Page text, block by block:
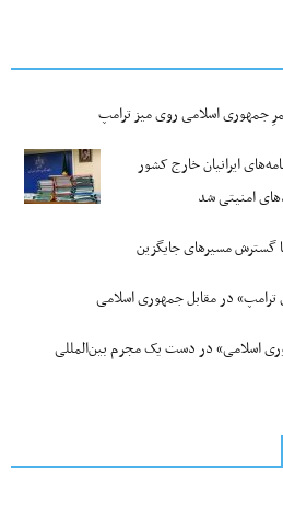
جمهوری اسلامی روی میز ترامپ
ایرانیان خارج کشور
امنیتی شد
گسترش مسیرهای جایگزین
در مقابل جمهوری اسلامی
اسلامی» در دست یک مجرم بین‌المللی